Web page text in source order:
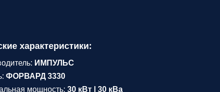
характеристики:
ИМПУЛЬС
ФОРВАРД 3330
мощность: 30 кВт | 30 кВа